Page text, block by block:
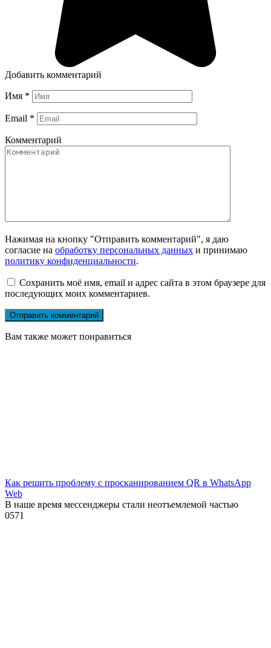
Добавить комментарий
Имя *
Email *
Комментарий
Нажимая на кнопку "Отправить комментарий", я даю
согласие на обработку персональных данных и принимаю
политику конфиденциальности.
Сохранить моё имя, email и адрес сайта в этом браузере для
последующих моих комментариев.
Вам также может понравиться
Как решить проблему с просканированием QR в WhatsApp
Web
В наше время мессенджеры стали неотъемлемой частью
0571